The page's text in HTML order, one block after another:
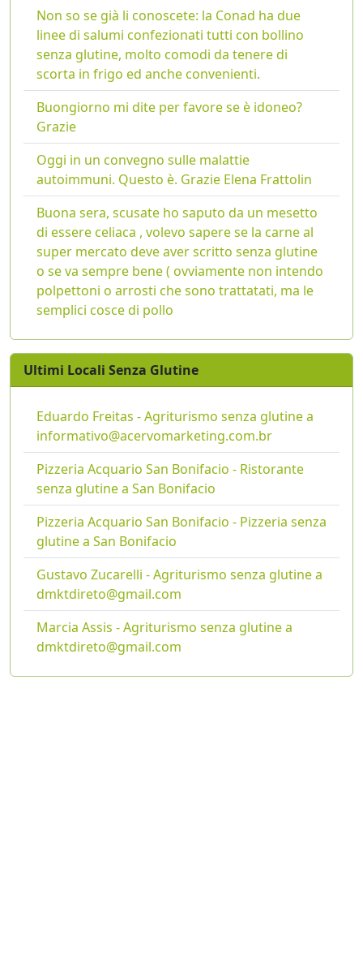
Non so se già li conoscete: la Conad ha due
linee di salumi confezionati tutti con bollino
senza glutine, molto comodi da tenere di
scorta in frigo ed anche convenienti.
Buongiorno mi dite per favore se è idoneo?
Grazie
Oggi in un convegno sulle malattie
autoimmuni. Questo è. Grazie Elena Frattolin
Buona sera, scusate ho saputo da un mesetto
di essere celiaca , volevo sapere se la carne al
super mercato deve aver scritto senza glutine
o se va sempre bene ( ovviamente non intendo
polpettoni o arrosti che sono trattatati, ma le
semplici cosce di pollo
Ultimi Locali Senza Glutine
Eduardo Freitas - Agriturismo senza glutine a
informativo@acervomarketing.com.br
Pizzeria Acquario San Bonifacio - Ristorante
senza glutine a San Bonifacio
Pizzeria Acquario San Bonifacio - Pizzeria senza
glutine a San Bonifacio
Gustavo Zucarelli - Agriturismo senza glutine a
dmktdireto@gmail.com
Marcia Assis - Agriturismo senza glutine a
dmktdireto@gmail.com